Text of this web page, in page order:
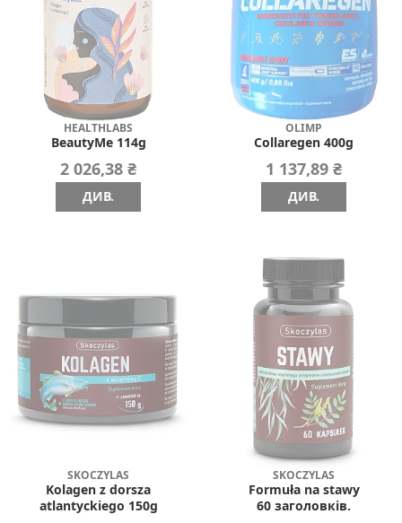
HEALTHLABS
BeautyMe 114g
2 026,38 ₴
ДИВ.
OLIMP
Collaregen 400g
1 137,89 ₴
ДИВ.
SKOCZYLAS
Kolagen z dorsza
atlantyckiego 150g
SKOCZYLAS
Formuła na stawy
60 заголовків.